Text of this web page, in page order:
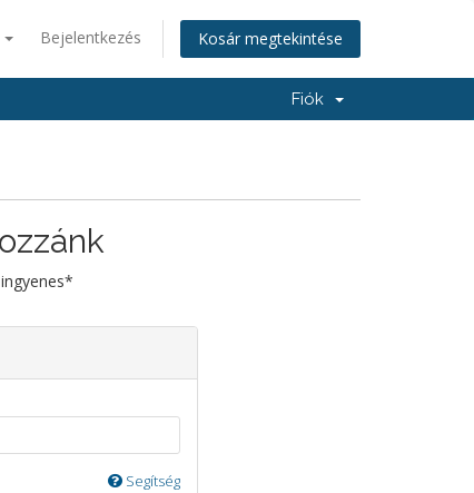
Bejelentkezés Kosár megtekintése
Fiók
Segítség